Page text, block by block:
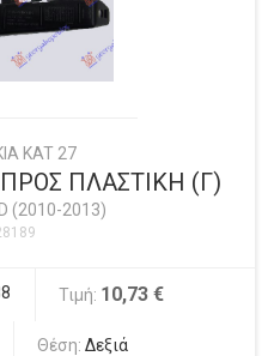
KAT 27
ΠΛΑΣΤΙΚΗ (Γ)
(2010-2013)
Τιμή: 10,73 €
Θέση: Δεξιά